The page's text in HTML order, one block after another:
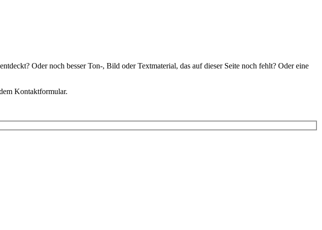
Oder noch besser Ton-, Bild oder Textmaterial, das auf dieser Seite noch fehlt? Oder eine
Kontaktformular.